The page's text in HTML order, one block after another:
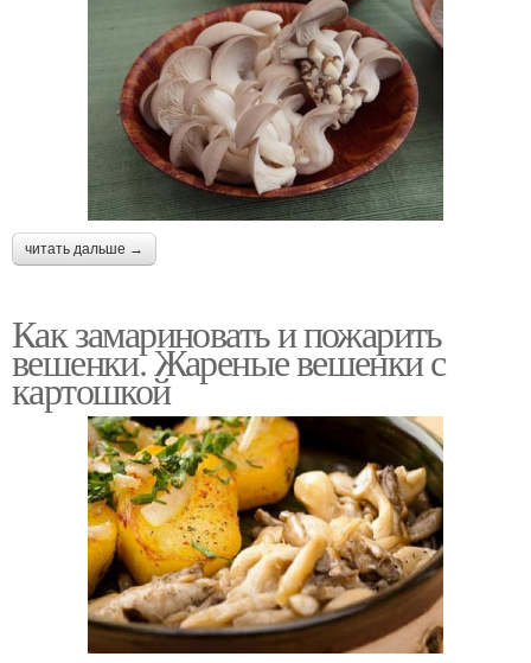
читать дальше →
Как замариновать и пожарить
вешенки. Жареные вешенки с
картошкой